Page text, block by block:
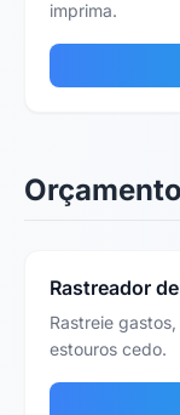
imprima.
Rastreador
Rastreie
estouros cedo.